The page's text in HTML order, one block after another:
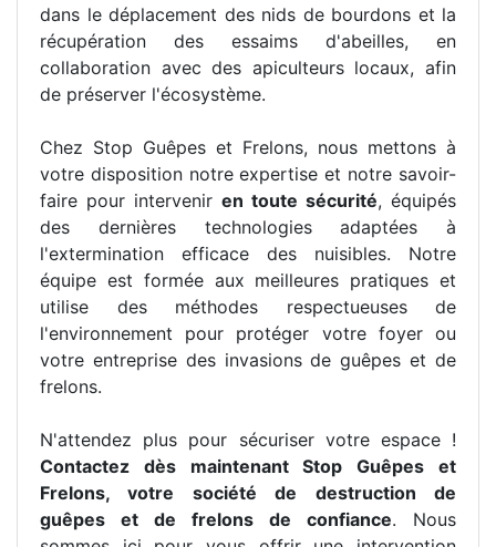
dans le déplacement des nids de bourdons et la
récupération des essaims d'abeilles, en
collaboration avec des apiculteurs locaux, afin
de préserver l'écosystème.
Chez Stop Guêpes et Frelons, nous mettons à
votre disposition notre expertise et notre savoir-
faire pour intervenir en toute sécurité, équipés
des dernières technologies adaptées à
l'extermination efficace des nuisibles. Notre
équipe est formée aux meilleures pratiques et
utilise des méthodes respectueuses de
l'environnement pour protéger votre foyer ou
votre entreprise des invasions de guêpes et de
frelons.
N'attendez plus pour sécuriser votre espace !
Contactez dès maintenant Stop Guêpes et
Frelons, votre société de destruction de
guêpes et de frelons de confiance. Nous